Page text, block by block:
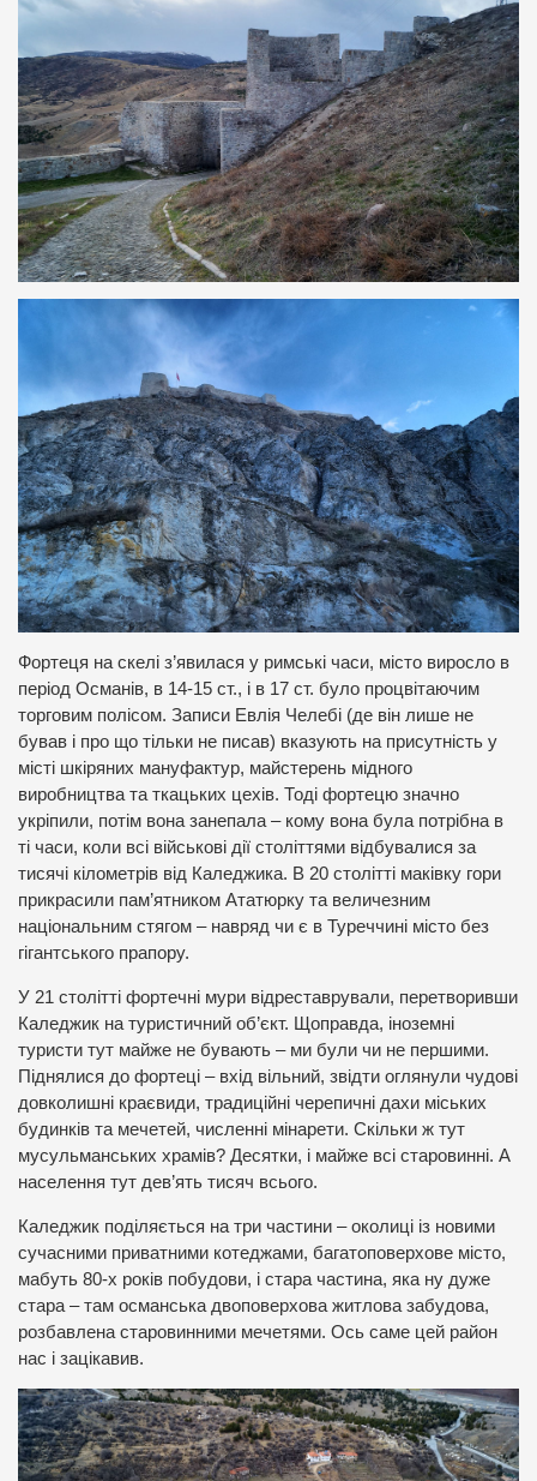
Фортеця на скелі з’явилася у римські часи, місто виросло в
період Османів, в 14-15 ст., і в 17 ст. було процвітаючим
торговим полісом. Записи Евлія Челебі (де він лише не
бував і про що тільки не писав) вказують на присутність у
місті шкіряних мануфактур, майстерень мідного
виробництва та ткацьких цехів. Тоді фортецю значно
укріпили, потім вона занепала – кому вона була потрібна в
ті часи, коли всі військові дії століттями відбувалися за
тисячі кілометрів від Каледжика. В 20 столітті маківку гори
прикрасили пам’ятником Ататюрку та величезним
національним стягом – навряд чи є в Туреччині місто без
гігантського прапору.
У 21 столітті фортечні мури відреставрували, перетворивши
Каледжик на туристичний об’єкт. Щоправда, іноземні
туристи тут майже не бувають – ми були чи не першими.
Піднялися до фортеці – вхід вільний, звідти оглянули чудові
довколишні краєвиди, традиційні черепичні дахи міських
будинків та мечетей, численні мінарети. Скільки ж тут
мусульманських храмів? Десятки, і майже всі старовинні. А
населення тут дев’ять тисяч всього.
Каледжик поділяється на три частини – околиці із новими
сучасними приватними котеджами, багатоповерхове місто,
мабуть 80-х років побудови, і стара частина, яка ну дуже
стара – там османська двоповерхова житлова забудова,
розбавлена старовинними мечетями. Ось саме цей район
нас і зацікавив.